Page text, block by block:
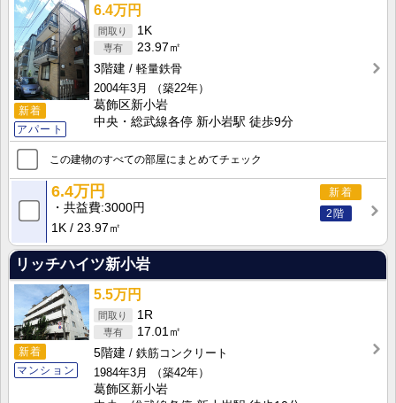
新着
アパート
6.4万円
1K
23.97㎡
3階建
軽量鉄骨
2004年3月
（築22年）
葛飾区新小岩
中央・総武線各停 新小岩駅 徒歩9分
この建物のすべての部屋にまとめてチェック
新着
2階
6.4万円
共益費 3000円
1K
23.97㎡
リッチハイツ新小岩
新着
マンション
5.5万円
1R
17.01㎡
5階建
鉄筋コンクリート
1984年3月
（築42年）
葛飾区新小岩